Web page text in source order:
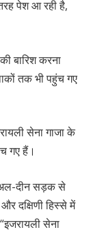
पेश आ रही है,
बारिश करना
तक भी पहुंच गए
सेना गाजा के
गए हैं।
अल-दीन सड़क से
दक्षिणी हिस्से में
सेना